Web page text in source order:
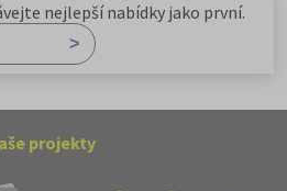
nejlepší nabídky jako první.
projekty